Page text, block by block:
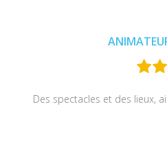
Des spectacles et des lieux,